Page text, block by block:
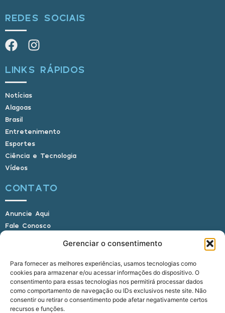
Gerenciar o consentimento
Para fornecer as melhores experiências, usamos tecnologias como
cookies para armazenar e/ou acessar informações do dispositivo. O
consentimento para essas tecnologias nos permitirá processar dados
como comportamento de navegação ou IDs exclusivos neste site. Não
consentir ou retirar o consentimento pode afetar negativamente certos
recursos e funções.
REDES SOCIAIS
LINKS RÁPIDOS
Notícias
Alagoas
Brasil
Entretenimento
Esportes
Ciência e Tecnologia
Vídeos
CONTATO
Anuncie Aqui
Fale Conosco
E-mail: alagoasbrasilnoticias@gmail.com
Telefone: (82) 9 9691-0391 (Whatsapp)
Responsável Técnico: Crysthyan Carlos
Rua do Sau - Centro - Anadia - AL - CEP: